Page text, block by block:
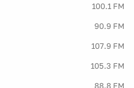
100.1 FM
90.9 FM
107.9 FM
105.3 FM
88.8 FM